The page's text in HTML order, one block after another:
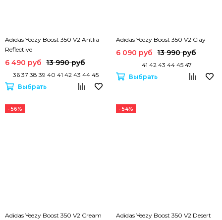
Adidas Yeezy Boost 350 V2 Antlia
Reflective
6 490 руб 13 990 руб
36 37 38 39 40 41 42 43 44 45
Выбрать
Adidas Yeezy Boost 350 V2 Clay
6 090 руб 13 990 руб
41 42 43 44 45 47
Выбрать
- 56%
Adidas Yeezy Boost 350 V2 Cream
- 54%
Adidas Yeezy Boost 350 V2 Desert